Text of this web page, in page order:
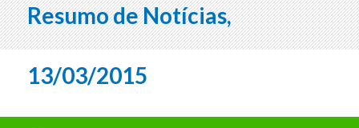
Resumo de Notícias,
13/03/2015